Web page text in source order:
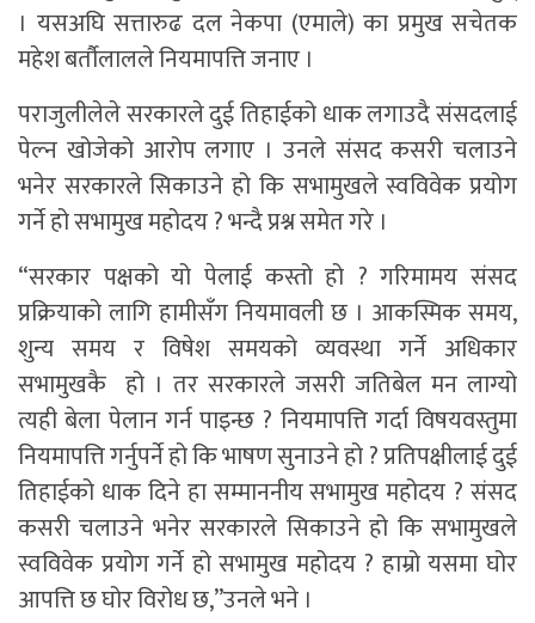
। यसअघि सत्तारुढ दल नेकपा (एमाले) का प्रमुख सचेतक
महेश बर्तौलालले नियमापत्ति जनाए ।
पराजुलीलेले सरकारले दुई तिहाईको धाक लगाउदै संसदलाई
पेल्न खोजेको आरोप लगाए । उनले संसद कसरी चलाउने
भनेर सरकारले सिकाउने हो कि सभामुखले स्वविवेक प्रयोग
गर्ने हो सभामुख महोदय ? भन्दै प्रश्न समेत गरे ।
“सरकार पक्षको यो पेलाई कस्तो हो ? गरिमामय संसद
प्रक्रियाको लागि हामीसँग नियमावली छ । आकस्मिक समय,
शुन्य समय र विषेश समयको व्यवस्था गर्ने अधिकार
सभामुखकै हो । तर सरकारले जसरी जतिबेल मन लाग्यो
त्यही बेला पेलान गर्न पाइन्छ ? नियमापत्ति गर्दा विषयवस्तुमा
नियमापत्ति गर्नुपर्ने हो कि भाषण सुनाउने हो ? प्रतिपक्षीलाई दुई
तिहाईको धाक दिने हा सम्माननीय सभामुख महोदय ? संसद
कसरी चलाउने भनेर सरकारले सिकाउने हो कि सभामुखले
स्वविवेक प्रयोग गर्ने हो सभामुख महोदय ? हाम्रो यसमा घोर
आपत्ति छ घोर विरोध छ,”उनले भने ।